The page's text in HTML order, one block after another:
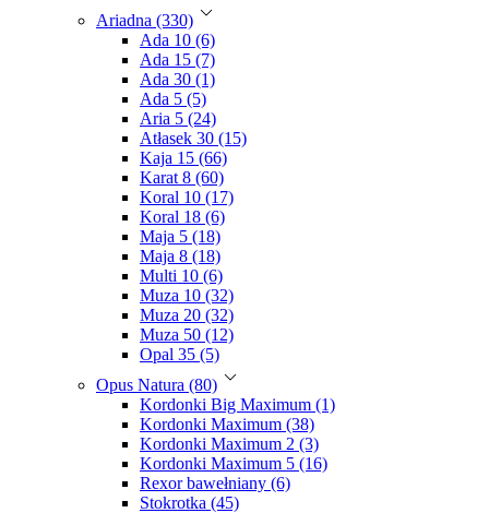
Ariadna (330)
Ada 10 (6)
Ada 15 (7)
Ada 30 (1)
Ada 5 (5)
Aria 5 (24)
Atłasek 30 (15)
Kaja 15 (66)
Karat 8 (60)
Koral 10 (17)
Koral 18 (6)
Maja 5 (18)
Maja 8 (18)
Multi 10 (6)
Muza 10 (32)
Muza 20 (32)
Muza 50 (12)
Opal 35 (5)
Opus Natura (80)
Kordonki Big Maximum (1)
Kordonki Maximum (38)
Kordonki Maximum 2 (3)
Kordonki Maximum 5 (16)
Rexor bawełniany (6)
Stokrotka (45)